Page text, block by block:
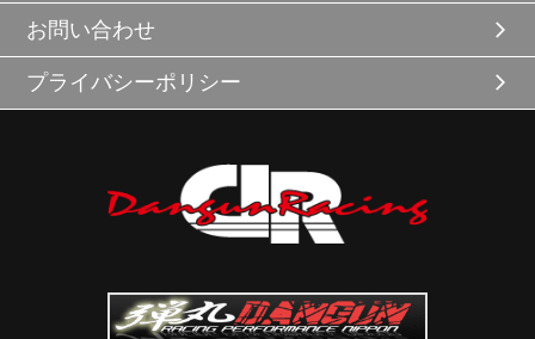
お問い合わせ
プライバシーポリシー